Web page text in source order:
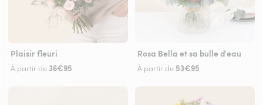
Plaisir fleuri
À partir de 36€95
Rosa Bella et sa bulle d'eau
À partir de 53€95